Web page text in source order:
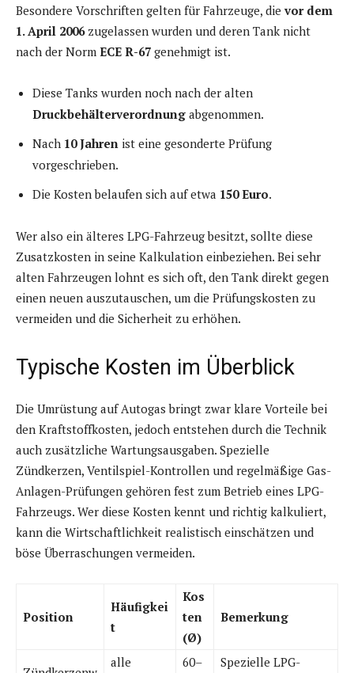
Besondere Vorschriften gelten für Fahrzeuge, die vor dem
1. April 2006zugelassen wurden und deren Tank nicht
nach der Norm ECE R-67 genehmigt ist.
Diese Tanks wurden noch nach der alten
Druckbehälterverordnung abgenommen.
Nach 10 Jahren ist eine gesonderte Prüfung
vorgeschrieben.
Die Kosten belaufen sich auf etwa 150 Euro.
Wer also ein älteres LPG-Fahrzeug besitzt, sollte diese
Zusatzkosten in seine Kalkulation einbeziehen. Bei sehr
alten Fahrzeugen lohnt es sich oft, den Tank direkt gegen
einen neuen auszutauschen, um die Prüfungskosten zu
vermeiden und die Sicherheit zu erhöhen.
Typische Kosten im Überblick
Die Umrüstung auf Autogas bringt zwar klare Vorteile bei
den Kraftstoffkosten, jedoch entstehen durch die Technik
auch zusätzliche Wartungsausgaben. Spezielle
Zündkerzen, Ventilspiel-Kontrollen und regelmäßige Gas-
Anlagen-Prüfungen gehören fest zum Betrieb eines LPG-
Fahrzeugs. Wer diese Kosten kennt und richtig kalkuliert,
kann die Wirtschaftlichkeit realistisch einschätzen und
böse Überraschungen vermeiden.
Position
Häufigkei
t
Kos
ten
(Ø)
Bemerkung
alle 60– Spezielle LPG-